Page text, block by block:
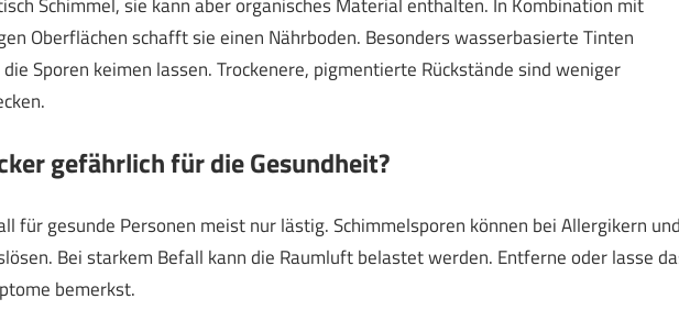
Oberflächen schafft sie einen Nährboden. Besonders wasserbasierte Tinten
Sporen keimen lassen. Trockenere, pigmentierte Rückstände sind weniger
gefährlich für die Gesundheit?
für gesunde Personen meist nur lästig. Schimmelsporen können bei Allergikern
Bei starkem Befall kann die Raumluft belastet werden. Entferne oder lasse
bemerkst.